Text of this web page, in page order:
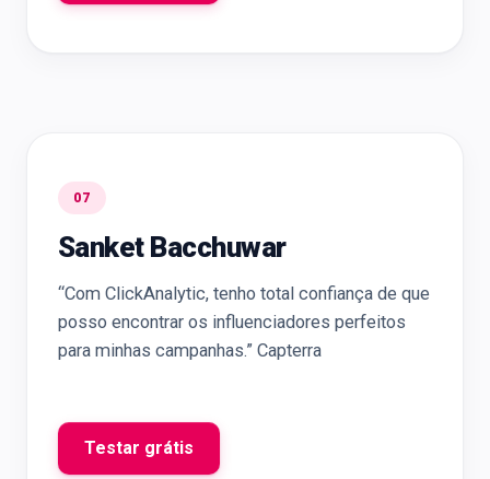
07
Sanket Bacchuwar
“Com ClickAnalytic, tenho total confiança de que
posso encontrar os influenciadores perfeitos
para minhas campanhas.” Capterra
Testar grátis